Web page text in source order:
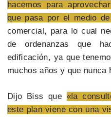
hacemos para
que pasa por el medio
comercial, para lo cual
de ordenanzas que
edificación, ya que
muchos años y que nunca
Dijo Biss que «la
este plan viene con una